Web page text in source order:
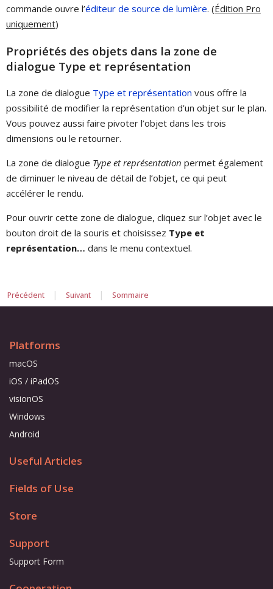
commande ouvre l’éditeur de source de lumière. (Édition Pro
uniquement)
Propriétés des objets dans la zone de
dialogue Type et représentation
La zone de dialogue Type et représentation vous offre la
possibilité de modifier la représentation d’un objet sur le plan.
Vous pouvez aussi faire pivoter l’objet dans les trois
dimensions ou le retourner.
La zone de dialogue Type et représentation permet également
de diminuer le niveau de détail de l’objet, ce qui peut
accélérer le rendu.
Pour ouvrir cette zone de dialogue, cliquez sur l’objet avec le
bouton droit de la souris et choisissez Type et
représentation… dans le menu contextuel.
Précédent | Suivant | Sommaire
Platforms
macOS
iOS / iPadOS
visionOS
Windows
Android
Useful Articles
Fields of Use
Store
Support
Support Form